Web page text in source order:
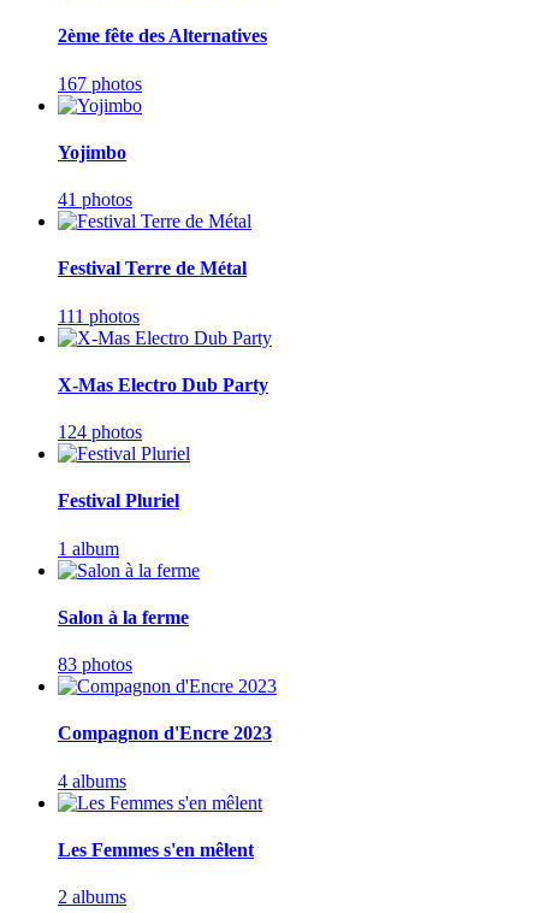
2ème fête des Alternatives
167 photos
Yojimbo
41 photos
Festival Terre de Métal
111 photos
X-Mas Electro Dub Party
124 photos
Festival Pluriel
1 album
Salon à la ferme
83 photos
Compagnon d'Encre 2023
4 albums
Les Femmes s'en mêlent
2 albums